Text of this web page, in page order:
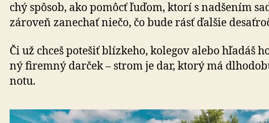
chý spôsob, ako pomôcť ľuďom, ktorí s nadšením
zároveň zanechať niečo, čo bude rásť ďalšie
Či už chceš potešiť blízkeho, kolegov alebo hľadáš
ný firemný darček – strom je dar, ktorý má
no­tu.